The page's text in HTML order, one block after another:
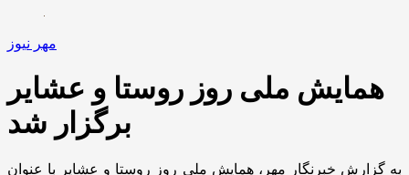
مهر نیوز
همایش ملی روز روستا و عشایر
برگزار شد
به گزارش خبرنگار مهر، همایش ملی روز روستا و عشایر با عنوان